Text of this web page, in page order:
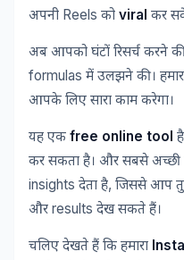
अपनी Reels को viral कर
अब आपको घंटों रिसर्च करने
formulas में उलझने की।
आपके लिए सारा काम करेगा।
यह एक free online tool है
कर सकता है। और सबसे अच्छी
insights देता है, जिससे आप
और results देख सकते हैं।
चलिए देखते हैं कि हमारा